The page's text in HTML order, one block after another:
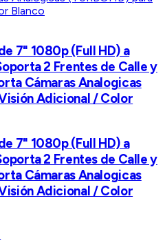
7" 1080p (Full HD) a
2 Frentes de Calle y
Cámaras Analogicas
Adicional / Color
7" 1080p (Full HD) a
2 Frentes de Calle y
Cámaras Analogicas
Adicional / Color